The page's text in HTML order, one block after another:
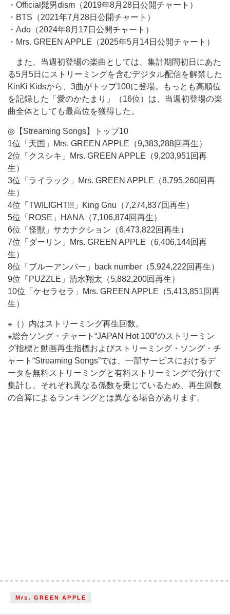
・Official髭男dism（2019年8月28日公開チャート）
・BTS（2021年7月28日公開チャート）
・Ado（2024年8月17日公開チャート）
・Mrs. GREEN APPLE（2025年5月14日公開チャート）
また、当週初登場の楽曲としては、集計期間初日にあた
る5月5日にストリーミングを含むデジタル配信を解禁した
KinKi Kidsから、3曲がトップ100に登場。もっとも高順位
を記録した「愛のかたまり」（16位）は、当週初登場の楽
曲全体としても最高位を獲得した。
◎【Streaming Songs】トップ10
1位「天国」Mrs. GREEN APPLE（9,383,288回再生）
2位「クスシキ」Mrs. GREEN APPLE（9,203,951回再
生）
3位「ライラック」Mrs. GREEN APPLE（8,795,260回再
生）
4位「TWILIGHT!!!」King Gnu（7,274,837回再生）
5位「ROSE」HANA（7,106,874回再生）
6位「怪獣」サカナクション（6,473,822回再生）
7位「ダーリン」Mrs. GREEN APPLE（6,406,144回再
生）
8位「ブルーアンバー」back number（5,924,222回再生）
9位「PUZZLE」清水翔太（5,882,200回再生）
10位「ケセラセラ」Mrs. GREEN APPLE（5,413,851回再
生）
※（）内はストリーミング再生回数。
※総合ソング・チャート“JAPAN Hot 100”のストリーミン
グ指標と動画再生指標およびストリーミング・ソング・チ
ャート“Streaming Songs”では、一部サービスにおけるデ
ータを無料ストリーミングと有料ストリーミングで分けて
集計し、それぞれ異なる係数を乗じているため、再生回数
の合算によるランキングとは異なる場合があります。
Mrs. GREEN APPLE